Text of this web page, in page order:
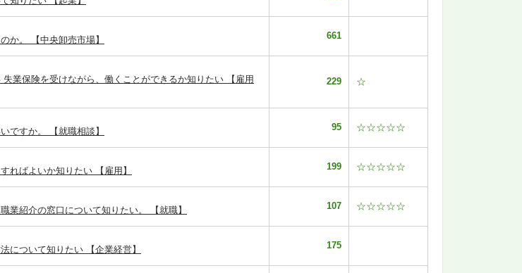
か。 【中央卸売市場】 661
業保険を受けながら、働くことができるか知りたい 【雇用
229 ☆
ですか。 【就職相談】 95 ☆☆☆☆☆
ればよいか知りたい 【雇用】 199 ☆☆☆☆☆
業紹介の窓口について知りたい。 【就職】 107 ☆☆☆☆☆
について知りたい 【企業経営】 175